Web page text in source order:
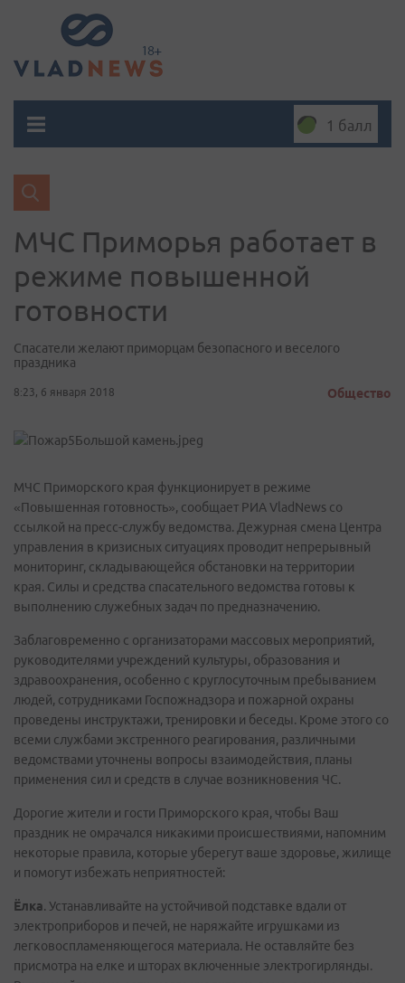
1 балл
МЧС Приморья работает в
режиме повышенной
готовности
Спасатели желают приморцам безопасного и веселого
праздника
8:23, 6 января 2018 Общество
МЧС Приморского края функционирует в режиме
«Повышенная готовность», сообщает РИА VladNews со
ссылкой на пресс-службу ведомства. Дежурная смена Центра
управления в кризисных ситуациях проводит непрерывный
мониторинг, складывающейся обстановки на территории
края. Силы и средства спасательного ведомства готовы к
выполнению служебных задач по предназначению.
Заблаговременно с организаторами массовых мероприятий,
руководителями учреждений культуры, образования и
здравоохранения, особенно с круглосуточным пребыванием
людей, сотрудниками Госпожнадзора и пожарной охраны
проведены инструктажи, тренировки и беседы. Кроме этого со
всеми службами экстренного реагирования, различными
ведомствами уточнены вопросы взаимодействия, планы
применения сил и средств в случае возникновения ЧС.
Дорогие жители и гости Приморского края, чтобы Ваш
праздник не омрачался никакими происшествиями, напомним
некоторые правила, которые уберегут ваше здоровье, жилище
и помогут избежать неприятностей:
Ёлка. Устанавливайте на устойчивой подставке вдали от
электроприборов и печей, не наряжайте игрушками из
легковоспламеняющегося материала. Не оставляйте без
присмотра на елке и шторах включенные электрогирлянды.